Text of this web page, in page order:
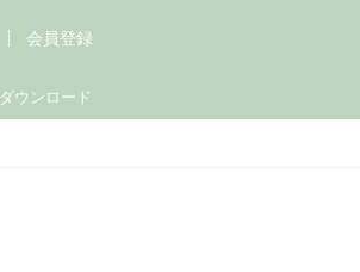
ダウンロード
会員登録